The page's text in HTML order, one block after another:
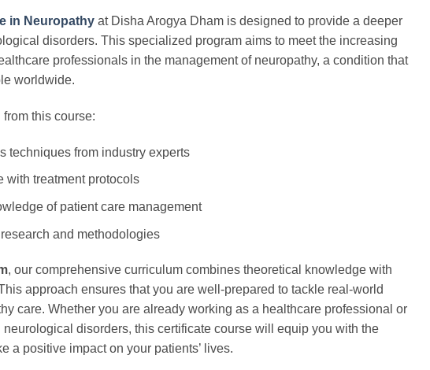
in Neuropathy at Disha Arogya Dham is designed to provide a deeper
disorders. This specialized program aims to meet the increasing
professionals in the management of neuropathy, a condition that
worldwide.
from this course:
techniques from industry experts
with treatment protocols
of patient care management
and methodologies
, our comprehensive curriculum combines theoretical knowledge with
approach ensures that you are well-prepared to tackle real-world
care. Whether you are already working as a healthcare professional or
neurological disorders, this certificate course will equip you with the
a positive impact on your patients’ lives.